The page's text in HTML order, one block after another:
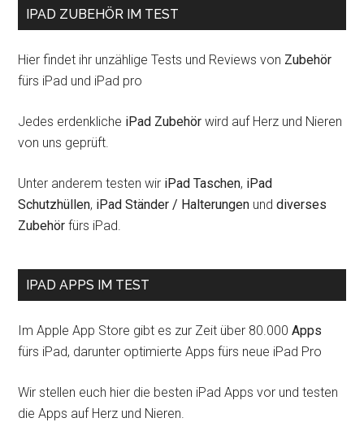
IPAD ZUBEHÖR IM TEST
Hier findet ihr unzählige Tests und Reviews von Zubehör
fürs iPad und iPad pro
Jedes erdenkliche iPad Zubehör wird auf Herz und Nieren
von uns geprüft.
Unter anderem testen wir iPad Taschen, iPad
Schutzhüllen, iPad Ständer / Halterungen unddiverses
Zubehör fürs iPad.
IPAD APPS IM TEST
Im Apple App Store gibt es zur Zeit über 80.000Apps
fürs iPad, darunter optimierte Apps fürs neue iPad Pro
Wir stellen euch hier die besten iPad Apps vor und testen
die Apps auf Herz und Nieren.